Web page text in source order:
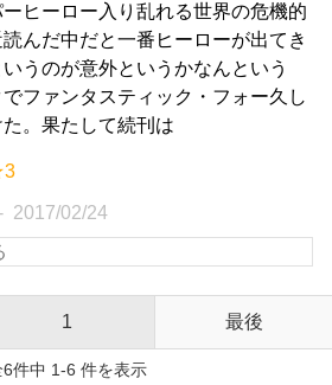
ヒーロー入り乱れる世界の危機的
んだ中だと一番ヒーローが出てき
うのが意外というかなんという
ファンタスティック・フォー久し
。果たして続刊は
2017/02/24
1 最後
6件中 1-6 件を表示